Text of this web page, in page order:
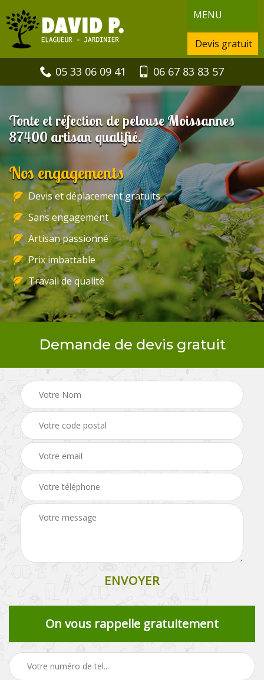
MENU
Devis gratuit
05 33 06 09 41 06 67 83 83 57
Tonte et réfection de pelouse Moissannes
87400 artisan qualifié.
Nos engagements
Devis et déplacement gratuits
Sans engagement
Artisan passionné
Prix imbattable
Travail de qualité
Demande de devis gratuit
On vous rappelle gratuitement